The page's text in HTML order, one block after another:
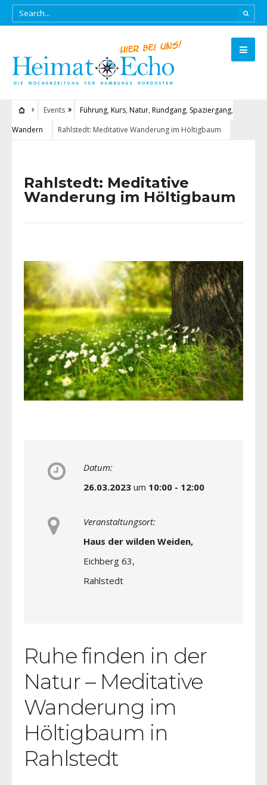
Events Führung, Kurs, Natur, Rundgang, Spaziergang,
Wandern
Rahlstedt: Meditative Wanderung im Höltigbaum
Rahlstedt: Meditative
Wanderung im Höltigbaum
Datum:
26.03.2023 um 10:00 - 12:00
Veranstaltungsort:
Haus der wilden Weiden,
Eichberg 63,
Rahlstedt
Ruhe finden in der
Natur – Meditative
Wanderung im
Höltigbaum in
Rahlstedt